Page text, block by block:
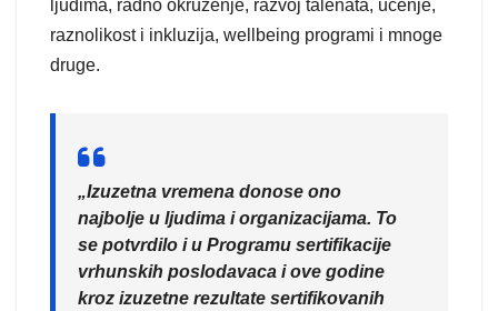
ljudima, radno okruženje, razvoj talenata, učenje,
raznolikost i inkluzija, wellbeing programi i mnoge
druge.
„Izuzetna vremena donose ono
najbolje u ljudima i organizacijama. To
se potvrdilo i u Programu sertifikacije
vrhunskih poslodavaca i ove godine
kroz izuzetne rezultate sertifikovanih